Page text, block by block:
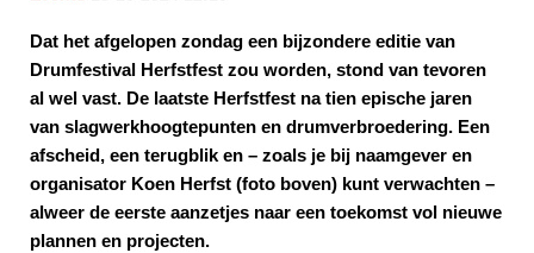
Dat het afgelopen zondag een bijzondere editie van
Drumfestival Herfstfest zou worden, stond van tevoren
al wel vast. De laatste Herfstfest na tien epische jaren
van slagwerkhoogtepunten en drumverbroedering. Een
afscheid, een terugblik en – zoals je bij naamgever en
organisator Koen Herfst (foto boven) kunt verwachten –
alweer de eerste aanzetjes naar een toekomst vol nieuwe
plannen en projecten.